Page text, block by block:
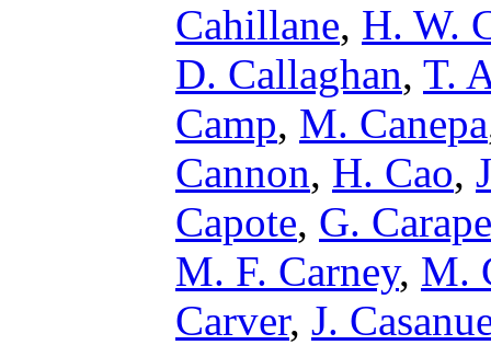
Cahillane, H. W.
D. Callaghan, T.
Camp, M. Canepa
Cannon, H. Cao,
Capote, G.
M. F. Carney, M.
Carver, J.